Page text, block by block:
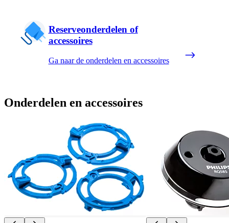
Reserveonderdelen of
accessoires
Ga naar de onderdelen en accessoires
Onderdelen en accessoires